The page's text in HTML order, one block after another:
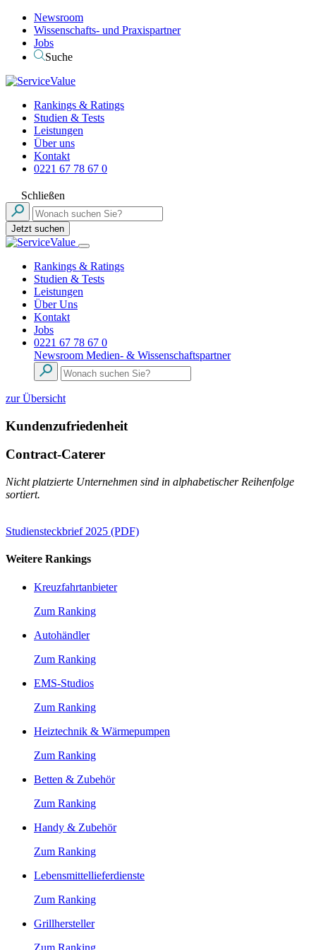
Newsroom
Wissenschafts- und Praxispartner
Jobs
Suche
Rankings & Ratings
Studien & Tests
Leistungen
Über uns
Kontakt
0221 67 78 67 0
Schließen
Jetzt suchen
Rankings & Ratings
Studien & Tests
Leistungen
Über Uns
Kontakt
Jobs
0221 67 78 67 0
Newsroom Medien- & Wissenschaftspartner
zur Übersicht
Kundenzufriedenheit
Contract-Caterer
Nicht platzierte Unternehmen sind in alphabetischer Reihenfolge
sortiert.
Studiensteckbrief 2025 (PDF)
Weitere Rankings
Kreuzfahrtanbieter
Zum Ranking
Autohändler
Zum Ranking
EMS-Studios
Zum Ranking
Heiztechnik & Wärmepumpen
Zum Ranking
Betten & Zubehör
Zum Ranking
Handy & Zubehör
Zum Ranking
Lebensmittellieferdienste
Zum Ranking
Grillhersteller
Zum Ranking